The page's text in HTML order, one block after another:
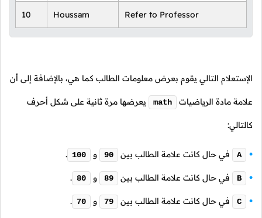
10 Houssam Refer to Professor
الإستعلام التالي يقوم بعرض معلومات الطالب كما هي، بالإضافة إلى أن
علامة مادة الرياضيات math يعرضها مرة ثانية على شكل أحرف
كالتالي:
A في حال كانت علامة الطالب بين 90 و 100
.
B في حال كانت علامة الطالب بين 89 و 80
.
C في حال كانت علامة الطالب بين 79 و 70
.